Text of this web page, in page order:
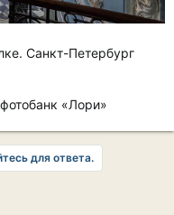
Санкт-Петербург
«Лори»
для ответа.